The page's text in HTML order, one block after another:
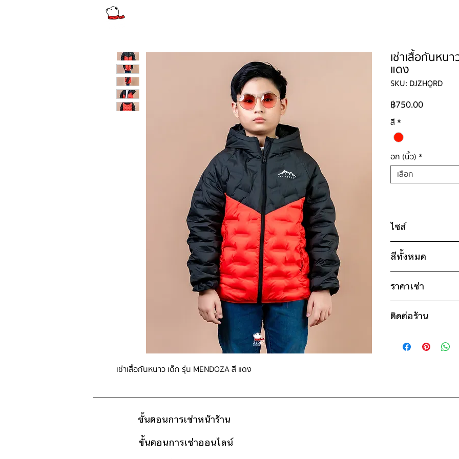
เช่าเสื้อกันหนาว เด็ก รุ่น MENDOZA สี แดง
เช่าเสื้อกันหน
แดง
SKU: DJZHQRD
฿750.00ราคา
สี *
อก (นิ้ว) *
เลือก
ไซส์
ไซส์ : 150
อก 40" / เอว 40"
แขน 24" / ยาว
* สินค้าจริงอาจมีขนา
สีทั้งหมด
แดง
ราคาเช่า
ดูวิธีนับวันด้านล่าง
สอบถามราคา
ติดต่อร้าน
ดูแผนที่ร้าน
ขั้นตอนการเช่าหน้าร้าน
ขั้นตอนการเช่าออนไลน์